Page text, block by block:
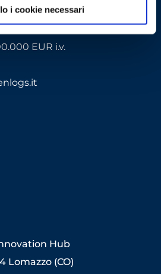
i cookie necessari
EUR i.v.
Hub
Lomazzo (CO)